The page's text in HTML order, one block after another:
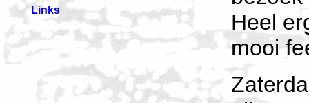
Links
Heel
mooi